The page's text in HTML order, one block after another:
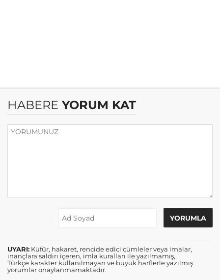
HABERE YORUM KAT
UYARI: Küfür, hakaret, rencide edici cümleler veya imalar,
inançlara saldırı içeren, imla kuralları ile yazılmamış,
Türkçe karakter kullanılmayan ve büyük harflerle yazılmış
yorumlar onaylanmamaktadır.